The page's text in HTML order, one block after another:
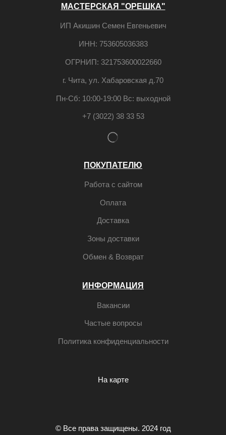
МАСТЕРСКАЯ "ОРЕШКА"
ИП Акишин Семен Евгеньевич
ИНН: 753605036383
ОГРНИП: 321753600022660
г. Чита, ул. Хабаровская д.70
Пн-Сб: 10:00-19:00 Вс: выходной
+7 (3022) 38 33 53
ПОКУПАТЕЛЮ
Работа с сайтом
Оплата
Доставка
Зоны доставки
Обмен & Возврат
ИНФОРМАЦИЯ
Вакансии
Частые вопросы
Политика конфиденциальности
На карте
© Все права защищены. 2024 год